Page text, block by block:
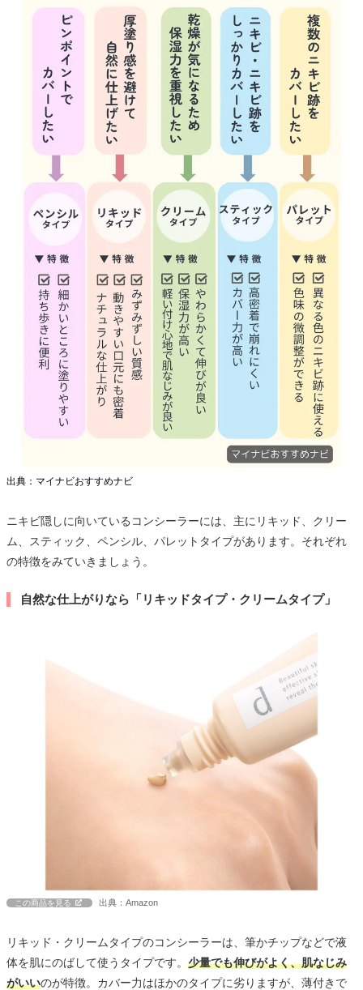
出典：マイナビおすすめナビ
ニキビ隠しに向いているコンシーラーには、主にリキッド、クリー
ム、スティック、ペンシル、パレットタイプがあります。それぞれ
の特徴をみていきましょう。
自然な仕上がりなら「リキッドタイプ・クリームタイプ」
この商品を見る 出典：Amazon
リキッド・クリームタイプのコンシーラーは、筆かチップなどで液
体を肌にのばして使うタイプです。 少量でも伸びがよく、肌なじみ
がいいのが特徴。カバー力はほかのタイプに劣りますが、薄付きで